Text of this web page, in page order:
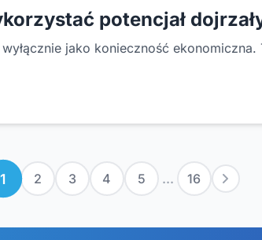
potencjał
jako konieczność
1 2 3 4 5 ... 16